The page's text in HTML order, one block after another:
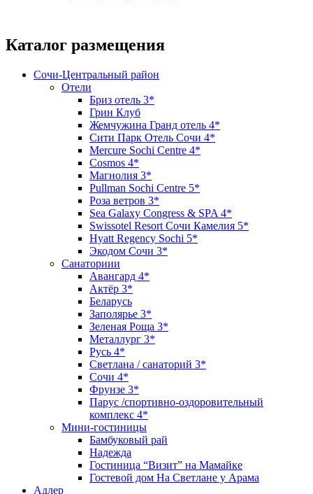
Каталог размещения
Сочи-Центральный район
Отели
Бриз отель 3*
Грин Клуб
Жемчужина Гранд отель 4*
Сити Парк Отель Сочи 4*
Mercure Sochi Centre 4*
Cosmos 4*
Магнолия 3*
Pullman Sochi Сеntre 5*
Роза ветров 3*
Sea Galaxy Congress & SPA 4*
Swissotel Resort Сочи Камелия 5*
Hyatt Regency Sochi 5*
Экодом Сочи 3*
Санаториии
Авангард 4*
Актёр 3*
Беларусь
Заполярье 3*
Зеленая Роща 3*
Металлург 3*
Русь 4*
Светлана / санаторий 3*
Сочи 4*
Фрунзе 3*
Парус /спортивно-оздоровительный
комплекс 4*
Мини-гостиницы
Бамбуковый рай
Надежда
Гостиница “Визит” на Мамайке
Гостевой дом На Светлане у Арама
Адлер